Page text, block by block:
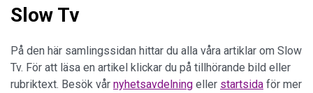
Slow Tv
På den här samlingssidan hittar du alla våra artiklar om Slow
Tv. För att läsa en artikel klickar du på tillhörande bild eller
rubriktext. Besök vår nyhetsavdelning eller startsida för mer